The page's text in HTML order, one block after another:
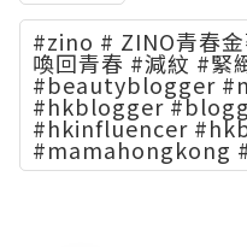
#zino # ZINO青春
喚回青春 #減紋 #
#beautyblogger
#hkblogger
#hkinfluencer
#mamahongkong